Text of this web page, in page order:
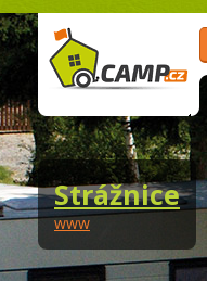
Strážnice
www